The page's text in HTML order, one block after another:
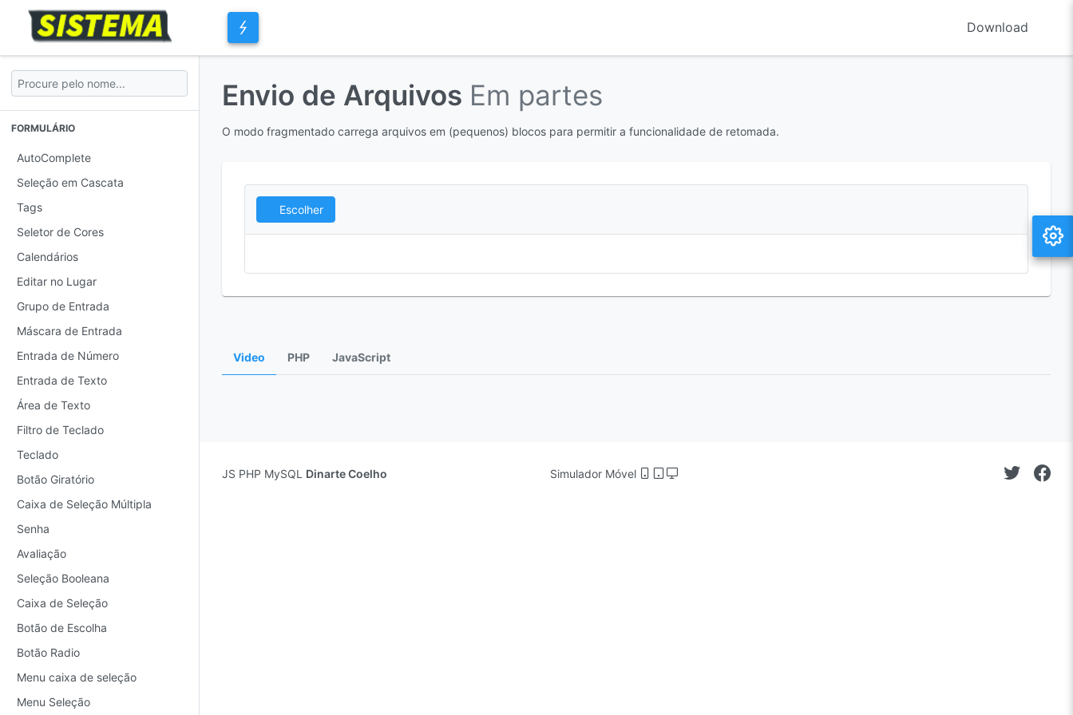
Download
FORMULÁRIO
AutoComplete
Seleção em Cascata
Tags
Seletor de Cores
Calendários
Editar no Lugar
Grupo de Entrada
Máscara de Entrada
Entrada de Número
Entrada de Texto
Área de Texto
Filtro de Teclado
Teclado
Botão Giratório
Caixa de Seleção Múltipla
Senha
Avaliação
Seleção Booleana
Caixa de Seleção
Botão de Escolha
Botão Radio
Menu caixa de seleção
Menu Seleção
Envio de Arquivos Em partes
O modo fragmentado carrega arquivos em (pequenos) blocos para permitir a funcionalidade de retomada.
Escolher
Video PHP JavaScript
JS PHP MySQL Dinarte Coelho Simulador Móvel